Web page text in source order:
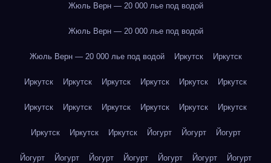
Жюль Верн — 20 000 лье под водой
Жюль Верн — 20 000 лье под водой
Жюль Верн — 20 000 лье под водой Иркутск Иркутск
Иркутск Иркутск Иркутск Иркутск Иркутск Иркутск
Иркутск Иркутск Иркутск Иркутск Иркутск Иркутск
Иркутск Иркутск Иркутск Йогурт Йогурт Йогурт
Йогурт Йогурт Йогурт Йогурт Йогурт Йогурт Йогурт